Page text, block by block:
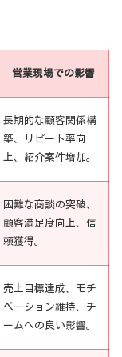
営業現場での影響
長期的な顧客関係構
築、リピート率向
上、紹介案件増加。
困難な商談の突破、
顧客満足度向上、信
頼獲得。
売上目標達成、モチ
ベーション維持、チ
ームへの良い影響。